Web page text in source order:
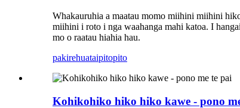
Whakauruhia a maatau momo miihini miihini
miihini i roto i nga waahanga mahi katoa. I
mo o raatau hiahia hau.
pakirehuataipitopito
Kohikohiko hiko hiko kawe - pono